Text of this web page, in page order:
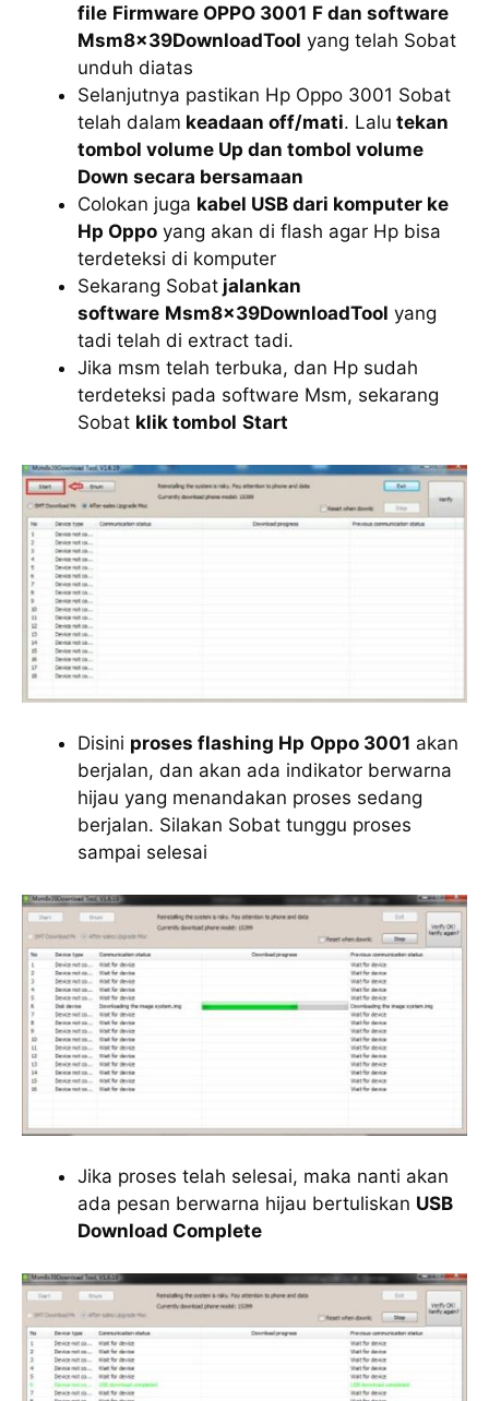
file Firmware OPPO 3001 F dan software
Msm8x39DownloadTool yang telah Sobat
unduh diatas
Selanjutnya pastikan Hp Oppo 3001 Sobat
telah dalam keadaan off/mati. Lalu tekan
tombol volume Up dan tombol volume
Down secara bersamaan
Colokan juga kabel USB dari komputer ke
Hp Oppo yang akan di flash agar Hp bisa
terdeteksi di komputer
Sekarang Sobat jalankan
software Msm8x39DownloadTool yang
tadi telah di extract tadi.
Jika msm telah terbuka, dan Hp sudah
terdeteksi pada software Msm, sekarang
Sobat klik tombol Start
Disini proses flashing Hp Oppo 3001 akan
berjalan, dan akan ada indikator berwarna
hijau yang menandakan proses sedang
berjalan. Silakan Sobat tunggu proses
sampai selesai
Jika proses telah selesai, maka nanti akan
ada pesan berwarna hijau bertuliskan USB
Download Complete